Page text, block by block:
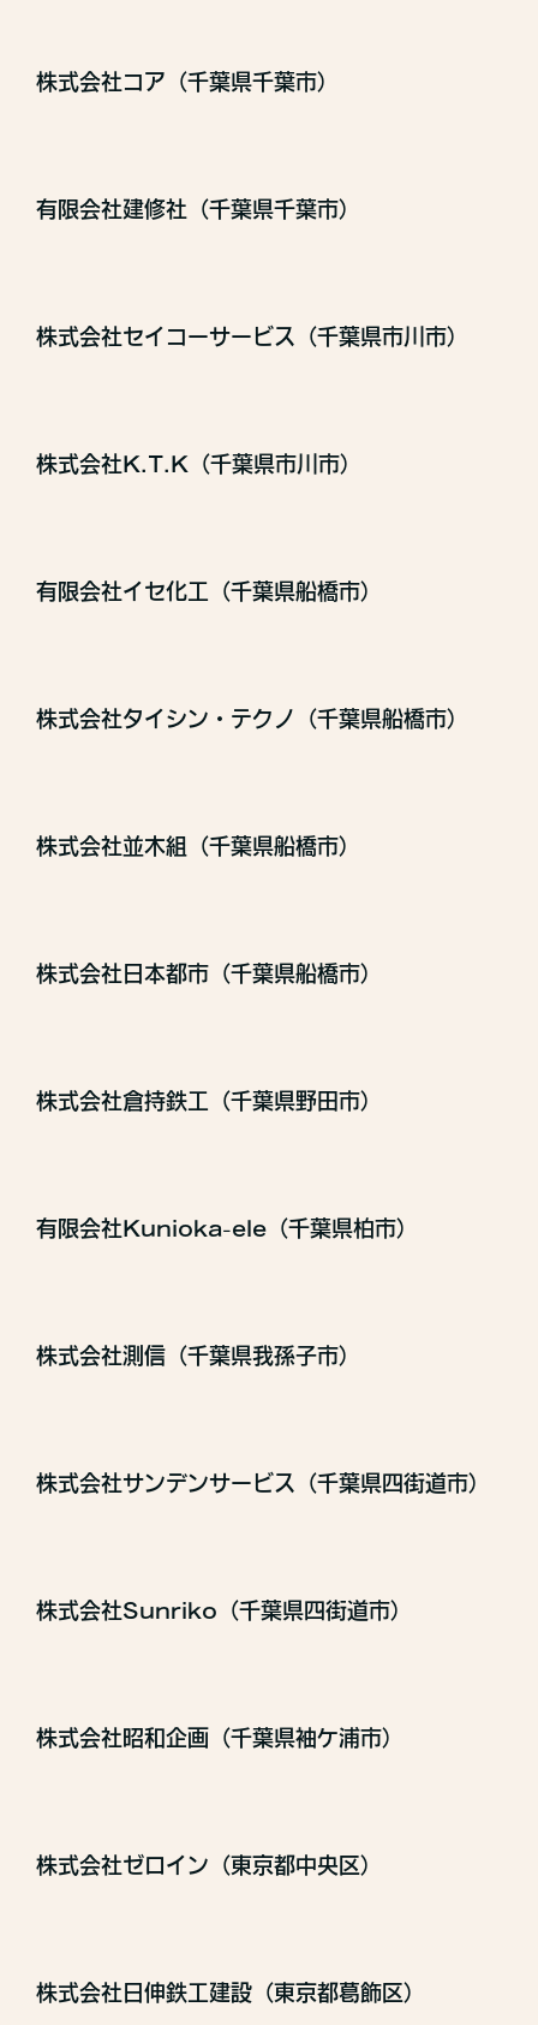
株式会社コア（千葉県千葉市）
有限会社建修社（千葉県千葉市）
株式会社セイコーサービス（千葉県市川市）
株式会社K.T.K（千葉県市川市）
有限会社イセ化工（千葉県船橋市）
株式会社タイシン・テクノ（千葉県船橋市）
株式会社並木組（千葉県船橋市）
株式会社日本都市（千葉県船橋市）
株式会社倉持鉄工（千葉県野田市）
有限会社Kunioka-ele（千葉県柏市）
株式会社測信（千葉県我孫子市）
株式会社サンデンサービス（千葉県四街道市）
株式会社Sunriko（千葉県四街道市）
株式会社昭和企画（千葉県袖ケ浦市）
株式会社ゼロイン（東京都中央区）
株式会社日伸鉄工建設（東京都葛飾区）